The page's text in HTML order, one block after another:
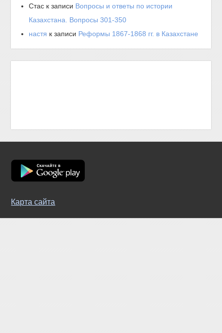
Стас к записи Вопросы и ответы по истории
Казахстана. Вопросы 301-350
настя к записи Реформы 1867-1868 гг. в Казахстане
Карта сайта